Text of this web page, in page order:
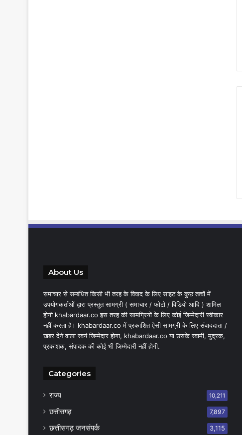
About Us
समाचार से सम्बंधित किसी भी तरह के विवाद के लिए साइट के कुछ तत्वों में
उपयोगकर्ताओं द्वारा प्रस्तुत सामग्री ( समाचार / फोटो / विडियो आदि ) शामिल
होगी khabardaar.co इस तरह की सामग्रियों के लिए कोई जिम्मेदारी स्वीकार
नहीं करता है। khabardaar.co में प्रकाशित ऐसी सामग्री के लिए संवाददाता /
खबर देने वाला स्वयं जिम्मेदार होगा, khabardaar.co या उसके स्वामी, मुद्रक,
प्रकाशक, संपादक की कोई भी जिम्मेदारी नहीं होगी.
Categories
राज्य 10,211
छत्तीसगढ़ 7,897
छत्तीसगढ़ जनसंपर्क 3,115